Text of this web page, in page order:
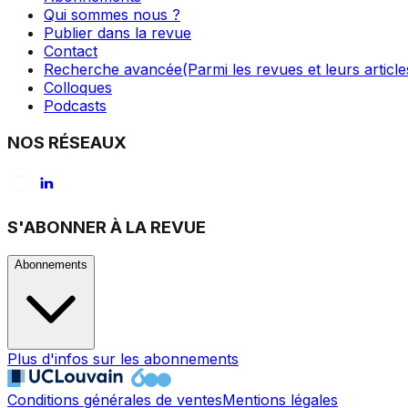
Qui sommes nous ?
Publier dans la revue
Contact
Recherche avancée(Parmi les revues et leurs
Colloques
Podcasts
NOS RÉSEAUX
S'ABONNER À LA REVUE
Abonnements
Plus d'infos sur les abonnements
Conditions générales de ventesMentions légales